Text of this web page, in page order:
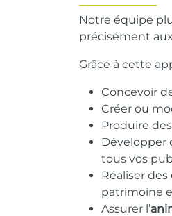
Notre équipe
précisément
Grâce à cette
Concevoir
Créer ou
Produire des
Développer
tous vos
Réaliser des
patrimoine
Assurer l’